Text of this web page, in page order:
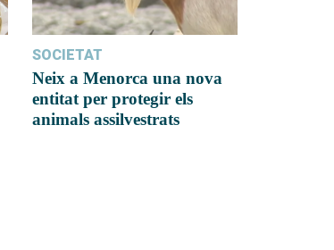
SOCIETAT
Neix a Menorca una nova
entitat per protegir els
animals assilvestrats